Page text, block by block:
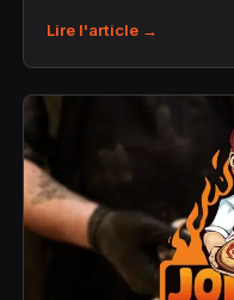
Lire l'article →